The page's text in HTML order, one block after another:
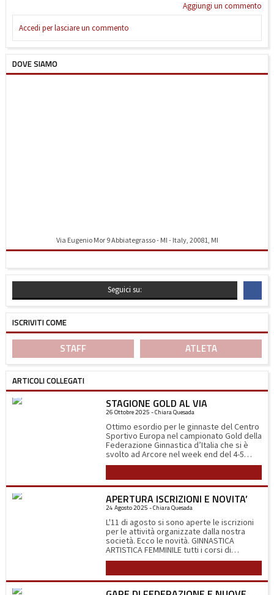
Aggiungi un commento
Accedi per lasciare un commento
DOVE SIAMO
Via Eugenio Mor 9 Abbiategrasso - MI - Italy, 20081, MI
Seguici su:
ISCRIVITI COME
STAFF ATLETA
ARTICOLI COLLEGATI
STAGIONE GOLD AL VIA
26 Ottobre 2025 - Chiara Quesada
Ottimo esordio per le ginnaste del Centro
Sportivo Europa nel campionato Gold della
Federazione Ginnastica d’Italia che si è
svolto ad Arcore nel week end del 4-5
ottobre. Sabato 4 alle 11.00 del mattino
squadra Gold 3b (2014-2012) composta da
Linda Abbà, Matilde Bertoli, Lara
Dell’Acqua, Camilla Fanzago e Giulia
Terraneo. La gara inizia all’attrezzo più
temuto, la trave, nella quale le ginnaste
devono eseguire i loro esercizi ad 1,2
metro da terra su una superficie di 10 cm.
Per tutte ottime esecuzioni che
dimostrano la loro determinazione. Si
prosegue poi con il corpo libero dove
grazie alla loro eleganza ed espressività
ottengono i complimenti della giuria, al
volteggio ottengono tutte punteggi
APERTURA ISCRIZIONI E NOVITA’
24 Agosto 2025 - Chiara Quesada
L'11 di agosto si sono aperte le iscrizioni
per le attività organizzate dalla nostra
società. Ecco le novità. GINNASTICA
ARTISTICA FEMMINILE tutti i corsi di
avviamento alla disciplina sono stati
Dio di Abbiategrasso nei giorni di lunedì,